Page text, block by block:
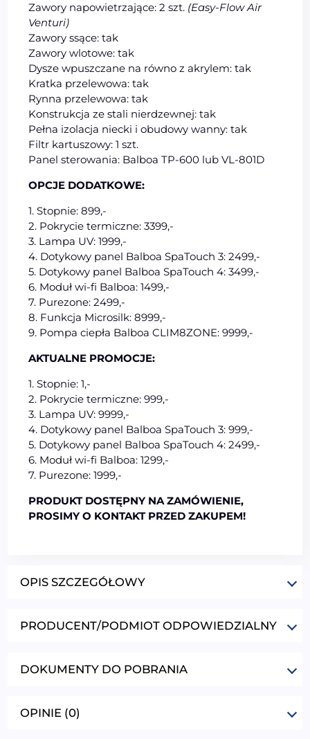
Zawory napowietrzające: 2 szt. (Easy-Flow Air
Venturi)
Zawory ssące: tak
Zawory wlotowe: tak
Dysze wpuszczane na równo z akrylem: tak
Kratka przelewowa: tak
Rynna przelewowa: tak
Konstrukcja ze stali nierdzewnej: tak
Pełna izolacja niecki i obudowy wanny: tak
Filtr kartuszowy: 1 szt.
Panel sterowania: Balboa TP-600 lub VL-801D
OPCJE DODATKOWE:
1. Stopnie: 899,-
2. Pokrycie termiczne: 3399,-
3. Lampa UV: 1999,-
4. Dotykowy panel Balboa SpaTouch 3: 2499,-
5. Dotykowy panel Balboa SpaTouch 4: 3499,-
6. Moduł wi-fi Balboa: 1499,-
7. Purezone: 2499,-
8. Funkcja Microsilk: 8999,-
9. Pompa ciepła Balboa CLIM8ZONE: 9999,-
AKTUALNE PROMOCJE:
1. Stopnie: 1,-
2. Pokrycie termiczne: 999,-
3. Lampa UV: 9999,-
4. Dotykowy panel Balboa SpaTouch 3: 999,-
5. Dotykowy panel Balboa SpaTouch 4: 2499,-
6. Moduł wi-fi Balboa: 1299,-
7. Purezone: 1999,-
PRODUKT DOSTĘPNY NA ZAMÓWIENIE,
PROSIMY O KONTAKT PRZED ZAKUPEM!
OPIS SZCZEGÓŁOWY
PRODUCENT/PODMIOT ODPOWIEDZIALNY
DOKUMENTY DO POBRANIA
OPINIE (0)